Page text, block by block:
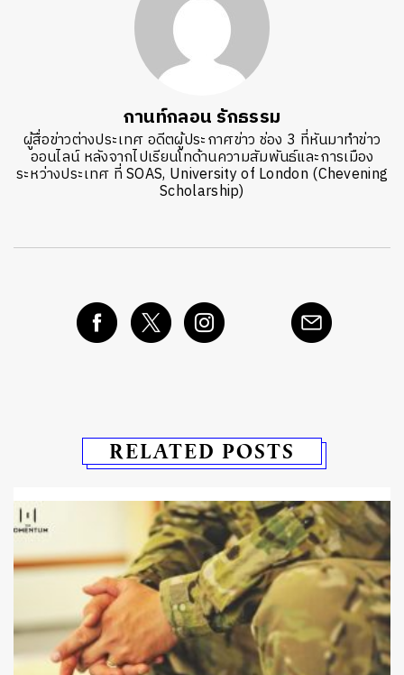
กานท์กลอน รักธรรม
ผู้สื่อข่าวต่างประเทศ อดีตผู้ประกาศข่าว ช่อง 3 ที่หันมาทำข่าว
ออนไลน์ หลังจากไปเรียนโทด้านความสัมพันธ์และการเมือง
ระหว่างประเทศ ที่ SOAS, University of London (Chevening
Scholarship)
RELATED POSTS